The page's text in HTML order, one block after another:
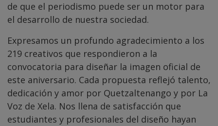
de que el periodismo puede ser un motor para
el desarrollo de nuestra sociedad.
Expresamos un profundo agradecimiento a los
219 creativos que respondieron a la
convocatoria para diseñar la imagen oficial de
este aniversario. Cada propuesta reflejó talento,
dedicación y amor por Quetzaltenango y por La
Voz de Xela. Nos llena de satisfacción que
estudiantes y profesionales del diseño hayan